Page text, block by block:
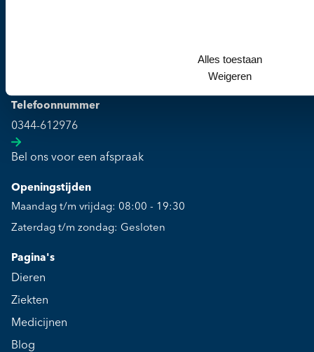
Alles toestaan
Weigeren
Telefoonnummer
0344-612976
Bel ons voor een afspraak
Openingstijden
Maandag t/m vrijdag: 08:00 - 19:30
Zaterdag t/m zondag: Gesloten
Pagina's
Dieren
Ziekten
Medicijnen
Blog